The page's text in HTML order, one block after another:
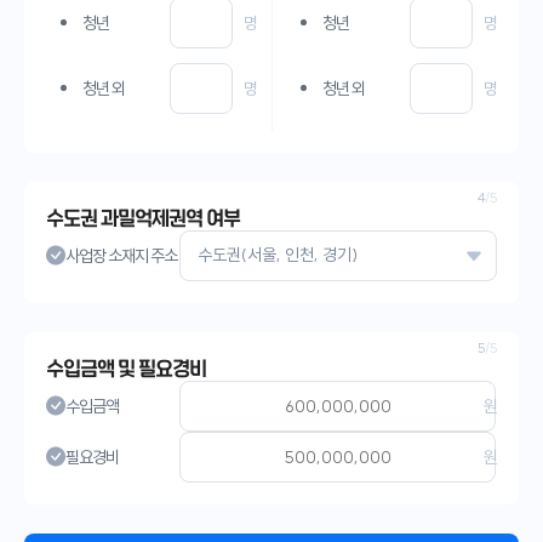
청년 명
청년 외 명
청년 명
청년 외 명
수도권 과밀억제권역 여부
4/5
사업장 소재지 주소
수입금액 및 필요경비
5/5
수입금액 원
필요경비 원